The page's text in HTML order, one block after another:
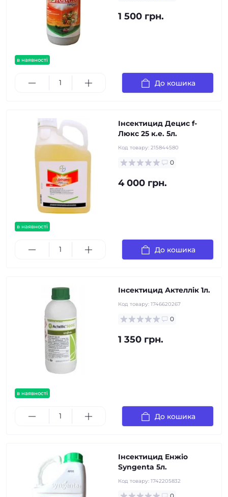
в наявності
1 500 грн.
До кошика
в наявності
Інсектицид Децис f-
Люкс 25 к.е. 5л.
Код товару: 215844580
0
4 000 грн.
До кошика
в наявності
Інсектицид Актеллік 1л.
Код товару: 1746620267
0
1 350 грн.
До кошика
Інсектицид Енжіо
Syngenta 5л.
Код товару: 1742205832